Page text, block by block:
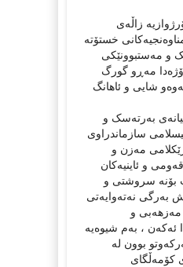
زاڵەی
خستۆتە
و مەستبوونێکی
مەڕو گورگ
شایی و ئاهانگ
بەرتەسک و
سازماندراوی
مەزن و
و ئاینیەکان
بۆنە سروشتی و
بەرگی نەتەوایەتی
مەزهەبی و
ئەکەن ، بەم شيوەیە
بوون لە
کۆمەڵگای